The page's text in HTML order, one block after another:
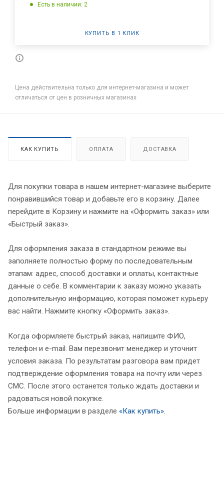
Есть в наличии: 2
КУПИТЬ В 1 КЛИК
Цена действительна только для интернет-магазина и может
отличаться от цен в розничных магазинах
КАК КУПИТЬ ОПЛАТА ДОСТАВКА
Для покупки товара в нашем интернет-магазине выберите
понравившийся товар и добавьте его в корзину. Далее
перейдите в Корзину и нажмите на «Оформить заказ» или
«Быстрый заказ».
Для оформления заказа в стандартном режиме вы
заполняете полностью форму по последовательным
этапам: адрес, способ доставки и оплаты, контактные
данные о себе. В комментарии к заказу можно указать
дополнительную информацию, которая поможет курьеру
вас найти. Нажмите кнопку «Оформить заказ».
Когда оформляете быстрый заказ, напишите ФИО,
телефон и e-mail. Вам перезвонит менеджер и уточнит
условия заказа. По результатам разговора вам придет
подтверждение оформления товара на почту или через
СМС. После этого останется только ждать доставки и
радоваться новой покупке.
Больше информации в разделе «Как купить».